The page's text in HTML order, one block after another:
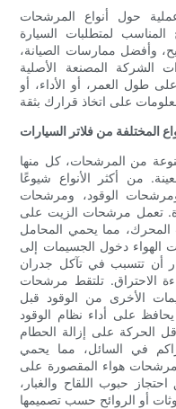
حول أنواع المرشحات
المناسب لمتطلبات السيارة
وأفضل ممارسات الصيانة،
الشركة المصنعة الأصلية
طول العمر، أو الأداء، أو
المختلفة من فلاتر السيارات
من المرشحات، كل منها
من أكثر الأنواع شيوعًا
الوقود، ومرشحات
تعمل مرشحات الزيت على
المحرك، مما يحمي المحامل
الهواء دخول الجسيمات إلى
أن تتسبب في تآكل جدران
الاحتراق. تلتقط مرشحات
الأخرى من الوقود قبل
على أداء نظام الوقود
الحركة على إزالة الحطام
في السائل، مما يحمي
هواء المقصورة على
حبوب اللقاح والغبار،